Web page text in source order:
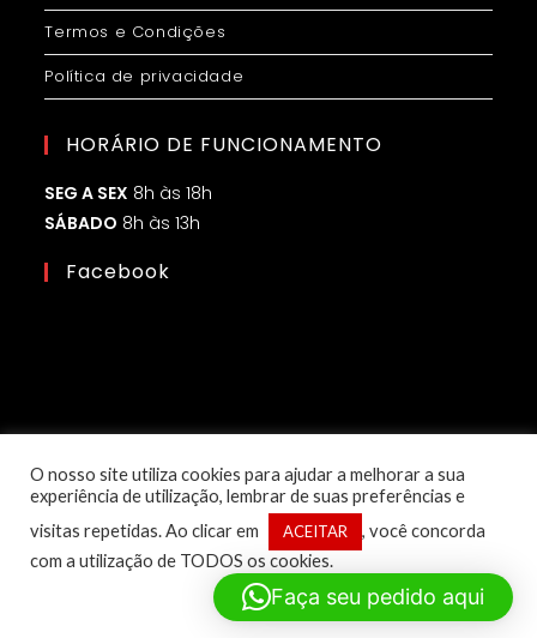
Termos e Condições
Política de privacidade
HORÁRIO DE FUNCIONAMENTO
SEG A SEX 8h às 18h
SÁBADO 8h às 13h
Facebook
© Copyright 2025 – 1ª Classe Eletroled | Desenvolvido por:
Flow Marketing Digital
CNPJ: 51.125.488/0001-14
O nosso site utiliza cookies para ajudar a melhorar a sua
experiência de utilização, lembrar de suas preferências e
visitas repetidas. Ao clicar em
ACEITAR
, você concorda
com a utilização de TODOS os cookies.
Faça seu pedido aqui